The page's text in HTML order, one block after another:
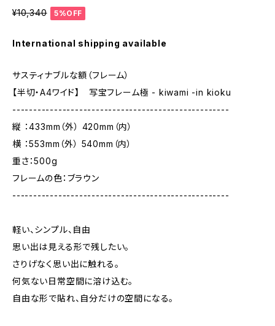
¥10,340 5%OFF
International shipping available
サスティナブルな額（フレーム）
【半切・A4ワイド】 写宝フレーム極 - kiwami -in kioku
----------------------------------------------------
縦 ：433mm（外） 420mm（内）
横 ：553mm（外） 540mm（内）
重さ：500g
フレームの色：ブラウン
----------------------------------------------------
軽い、シンプル、自由
思い出は見える形で残したい。
さりげなく思い出に触れる。
何気ない日常空間に溶け込む。
自由な形で貼れ、自分だけの空間になる。